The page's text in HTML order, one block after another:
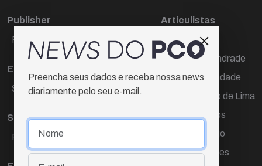
Publisher
Paulo Cesar de Oliveira
Editora Chefe
Sueli Cotta
Sub-editora
Raquel Ayres
Articulistas
Décio Freire
Dr Marcos Andrade
Hamilton Trindade
Igor Carvalho de Lima
Mario Campos
Renata Araújo
Wagner Gomes
Preencha seus dados e receba nossa news
diariamente pelo seu e-mail.